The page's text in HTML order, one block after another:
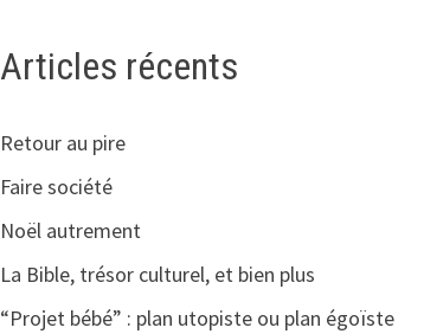
Articles récents
Retour au pire
Faire société
Noël autrement
La Bible, trésor culturel, et bien plus
“Projet bébé” : plan utopiste ou plan égoïste